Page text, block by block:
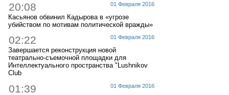
01 Февраля 2016
20:08
Касьянов обвинил Кадырова в «угрозе
убийством по мотивам политической вражды»
01 Февраля 2016
02:22
Завершается реконструкция новой
театрально-съемочной площадки для
Интеллектуального пространства "Lushnikov
Club
01 Февраля 2016
01:39